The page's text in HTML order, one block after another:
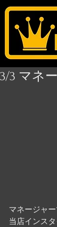
3/3 マネ
マネージャー
当店インス